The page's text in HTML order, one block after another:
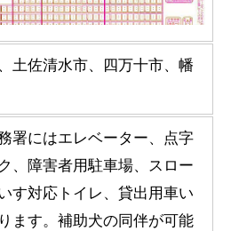
土佐清水市、四万十市、幡
署にはエレベーター、点字
、障害者用駐車場、スロー
す対応トイレ、貸出用車い
ます。補助犬の同伴が可能